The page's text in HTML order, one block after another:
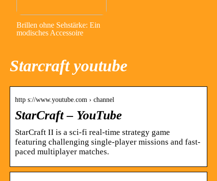
Brillen ohne Sehstärke: Ein
modisches Accessoire
Starcraft youtube
http s://www.youtube.com › channel
StarCraft – YouTube
StarCraft II is a sci-fi real-time strategy game
featuring challenging single-player missions and fast-
paced multiplayer matches.